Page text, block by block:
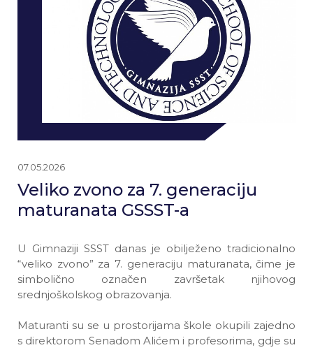
07.05.2026
Veliko zvono za 7. generaciju
maturanata GSSST-a
U Gimnaziji SSST danas je obilježeno tradicionalno
“veliko zvono” za 7. generaciju maturanata, čime je
simbolično označen završetak njihovog
srednjoškolskog obrazovanja.
Maturanti su se u prostorijama škole okupili zajedno
s direktorom Senadom Alićem i profesorima, gdje su